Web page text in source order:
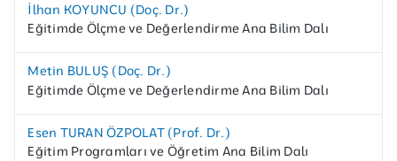
İlhan KOYUNCU (Doç. Dr.)
Eğitimde Ölçme ve Değerlendirme Ana Bilim Dalı
Metin BULUŞ (Doç. Dr.)
Eğitimde Ölçme ve Değerlendirme Ana Bilim Dalı
Esen TURAN ÖZPOLAT (Prof. Dr.)
Eğitim Programları ve Öğretim Ana Bilim Dalı